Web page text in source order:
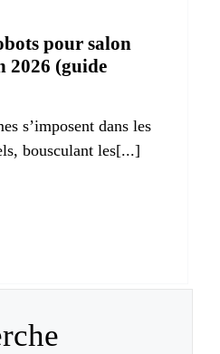
pour salon
2026 (guide
s’imposent dans les
bousculant les[...]